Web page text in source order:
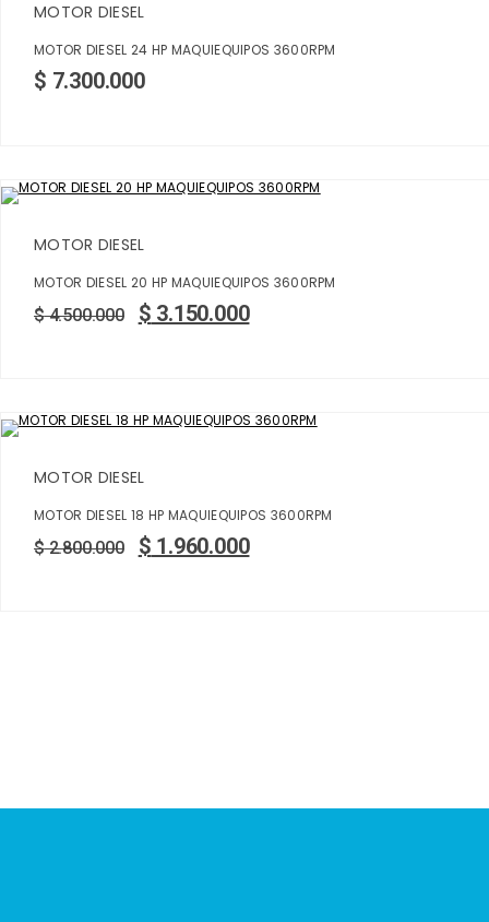
MOTOR DIESEL
MOTOR DIESEL 24 HP MAQUIEQUIPOS 3600RPM
$ 7.300.000
MOTOR DIESEL
MOTOR DIESEL 20 HP MAQUIEQUIPOS 3600RPM
$4.500.000 $ 3.150.000
MOTOR DIESEL
MOTOR DIESEL 18 HP MAQUIEQUIPOS 3600RPM
$2.800.000 $ 1.960.000